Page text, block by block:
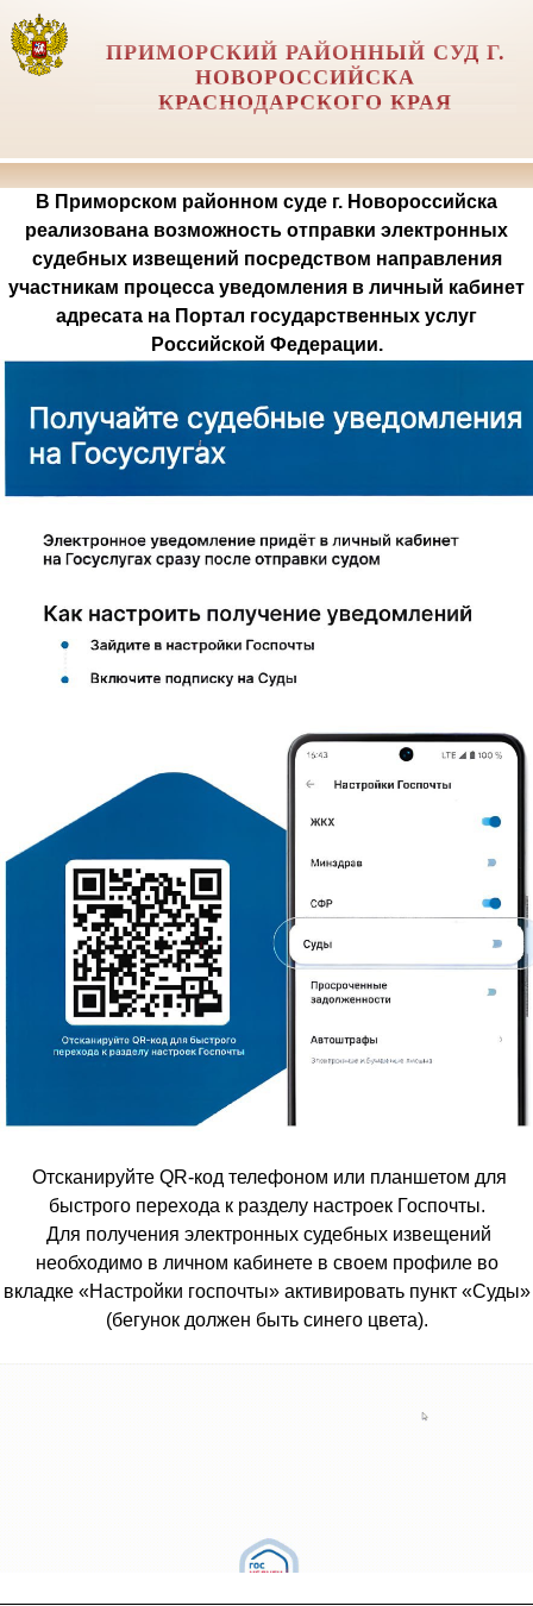
ПРИМОРСКИЙ РАЙОННЫЙ СУД Г.
НОВОРОССИЙСКА
КРАСНОДАРСКОГО КРАЯ
В Приморском районном суде г. Новороссийска
реализована возможность отправки электронных
судебных извещений посредством направления
участникам процесса уведомления в личный кабинет
адресата на Портал государственных услуг
Российской Федерации.
Отсканируйте QR-код телефоном или планшетом для
быстрого перехода к разделу настроек Госпочты.
Для получения электронных судебных извещений
необходимо в личном кабинете в своем профиле во
вкладке «Настройки госпочты» активировать пункт «Суды»
(бегунок должен быть синего цвета).